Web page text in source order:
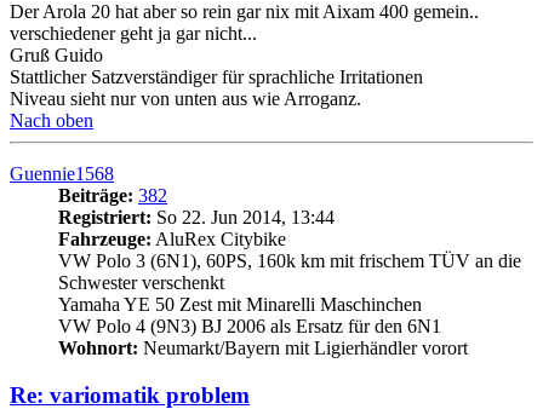
Der Arola 20 hat aber so rein gar nix mit Aixam 400 gemein..
verschiedener geht ja gar nicht...
Gruß Guido
Stattlicher Satzverständiger für sprachliche Irritationen
Niveau sieht nur von unten aus wie Arroganz.
Nach oben
Guennie1568
Beiträge: 382
Registriert: So 22. Jun 2014, 13:44
Fahrzeuge: AluRex Citybike
VW Polo 3 (6N1), 60PS, 160k km mit frischem TÜV an die
Schwester verschenkt
Yamaha YE 50 Zest mit Minarelli Maschinchen
VW Polo 4 (9N3) BJ 2006 als Ersatz für den 6N1
Wohnort: Neumarkt/Bayern mit Ligierhändler vorort
Re: variomatik problem